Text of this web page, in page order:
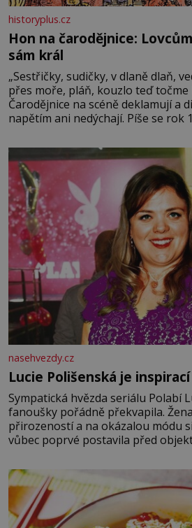
historyplus.cz
Hon na čarodějnice:
sám král
„Sestřičky, sudičky, v dlaně dlaň,
přes moře, pláň, kouzlo teď točme
Čarodějnice na scéně deklamují a
napětím ani nedýchají. Píše se rok
Tragédii o Macbethovi. Napsal ji
v roce 1603 vystřídal
nasehvezdy.cz
Lucie Polišenská je
Sympatická hvězda seriálu Polabí
fanoušky pořádně překvapila.
přirozeností a na okázalou módu
vůbec poprvé postavila před